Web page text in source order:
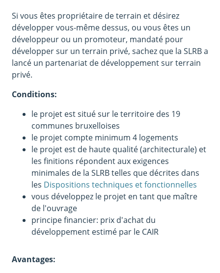
Si vous êtes propriétaire de terrain et désirez
développer vous-même dessus, ou vous êtes un
développeur ou un promoteur, mandaté pour
développer sur un terrain privé, sachez que la SLRB a
lancé un partenariat de développement sur terrain
privé.
Conditions:
le projet est situé sur le territoire des 19
communes bruxelloises
le projet compte minimum 4 logements
le projet est de haute qualité (architecturale) et
les finitions répondent aux exigences
minimales de la SLRB telles que décrites dans
les Dispositions techniques et fonctionnelles
vous développez le projet en tant que maître
de l'ouvrage
principe financier: prix d'achat du
développement estimé par le CAIR
Avantages: